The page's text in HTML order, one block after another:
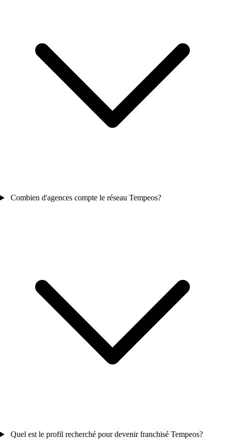
Combien d'agences compte le réseau Tempeos?
Quel est le profil recherché pour devenir franchisé Tempeos?